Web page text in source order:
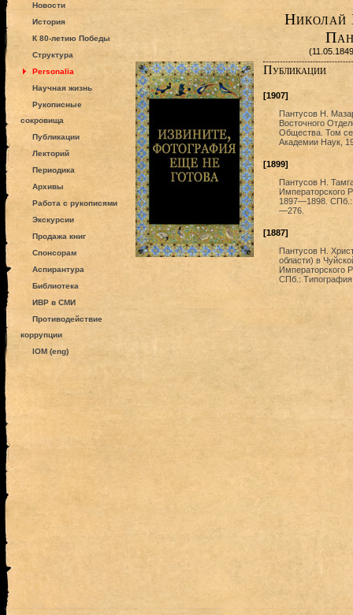
Новости
История
К 80-летию Победы
Структура
Personalia
Научная жизнь
Рукописные
сокровища
Публикации
Лекторий
Периодика
Архивы
Работа с рукописями
Экскурсии
Продажа книг
Спонсорам
Аспирантура
Библиотека
ИВР в СМИ
Противодействие
коррупции
IOM (eng)
Николай
Публикации
[1907]
Пантусов Н.
Восточного
Общества. Том
Академии Наук,
[1899]
Пантусов Н.
Императорского
1897—1898. СПб.:
—276.
[1887]
Пантусов Н.
области) в
Императорского
СПб.: